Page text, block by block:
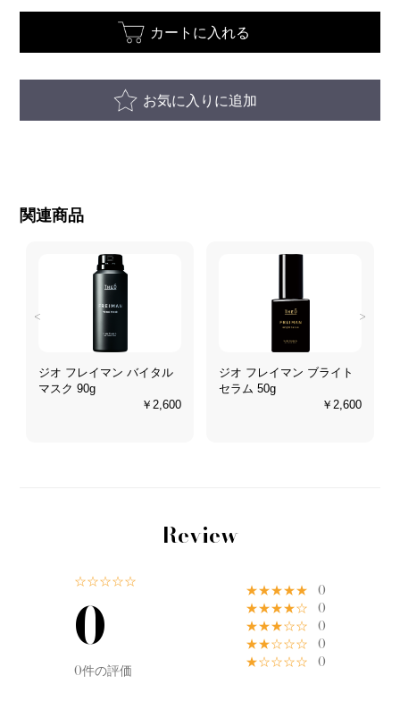
カートに入れる
お気に入りに追加
関連商品
<
ジオ フレイマン バイタル
マスク 90g
￥2,600
ジオ フレイマン ブライト
セラム 50g
￥2,600
>
Review
☆☆☆☆☆
0
0件の評価
★★★★★ 0
★★★★☆ 0
★★★☆☆ 0
★★☆☆☆ 0
★☆☆☆☆ 0